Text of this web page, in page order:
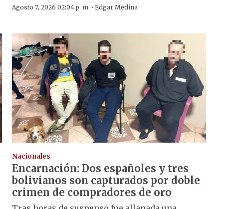
Agosto 7, 2026 02:04 p. m. · Edgar Medina
Nacionales
Encarnación: Dos españoles y tres
bolivianos son capturados por doble
crimen de compradores de oro